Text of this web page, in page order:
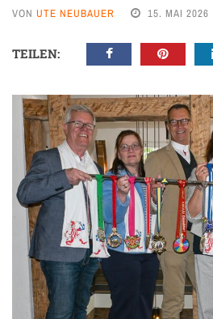
VON UTE NEUBAUER 15. MAI 2026
TEILEN: